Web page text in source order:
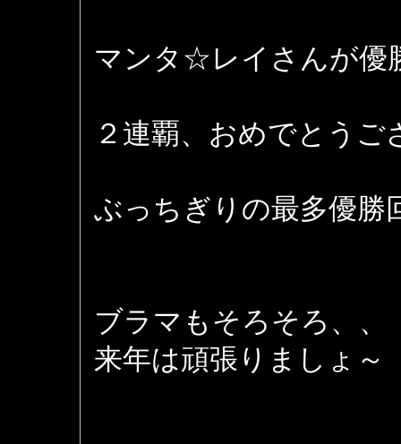
マンタ☆レイさんが優
２連覇、おめでとうご
ぶっちぎりの最多優勝
ブラマもそろそろ、、
来年は頑張りましょ～